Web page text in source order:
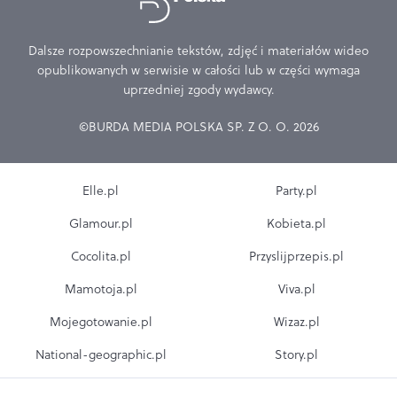
Dalsze rozpowszechnianie tekstów, zdjęć i materiałów wideo
opublikowanych w serwisie w całości lub w części wymaga
uprzedniej zgody wydawcy.
©BURDA MEDIA POLSKA SP. Z O. O. 2026
Elle.pl
Glamour.pl
Cocolita.pl
Mamotoja.pl
Mojegotowanie.pl
National-geographic.pl
Party.pl
Kobieta.pl
Przyslijprzepis.pl
Viva.pl
Wizaz.pl
Story.pl